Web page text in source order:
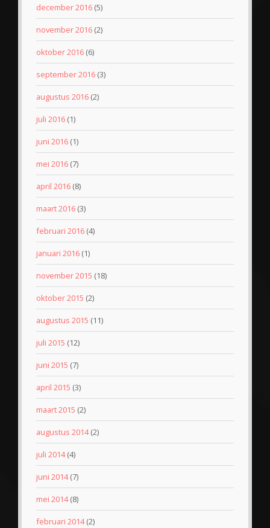
december 2016 (5)
november 2016 (2)
oktober 2016 (6)
september 2016 (3)
augustus 2016 (2)
juli 2016 (1)
juni 2016 (1)
mei 2016 (7)
april 2016 (8)
maart 2016 (3)
februari 2016 (4)
januari 2016 (1)
november 2015 (18)
oktober 2015 (2)
augustus 2015 (11)
juli 2015 (12)
juni 2015 (7)
april 2015 (3)
maart 2015 (2)
augustus 2014(2)
juli 2014(4)
juni 2014(7)
mei 2014(8)
februari 2014(2)